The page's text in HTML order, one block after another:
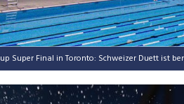
Super Final in Toronto: Schweizer Duett ist